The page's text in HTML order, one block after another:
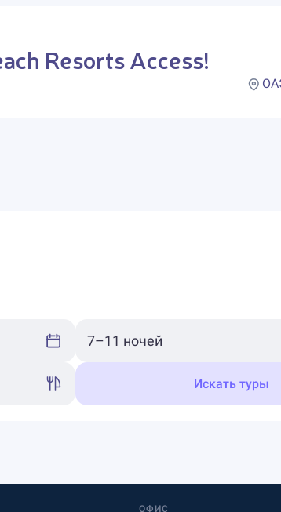
Resorts Access!
Искать туры
ОФИС